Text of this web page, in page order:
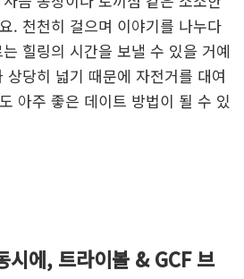
. 천천히 걸으며 이야기를 나누다
힐링의 시간을 보낼 수 있을 거예
당히 넓기 때문에 자전거를 대여
아주 좋은 데이트 방법이 될 수 있
시에, 트라이볼 & GCF 브